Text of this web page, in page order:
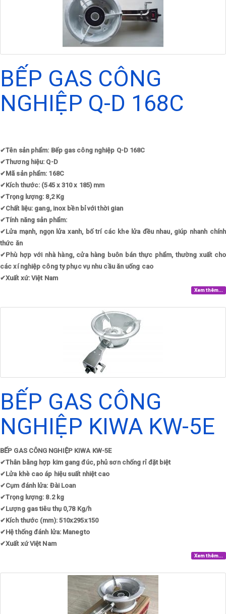
BẾP GAS CÔNG
NGHIỆP Q-D 168C
✔Tên sản phẩm: Bếp gas công nghiệp Q-D 168C
✔Thương hiệu: Q-D
✔Mã sản phẩm: 168C
✔Kích thước: (545 x 310 x 185) mm
✔Trọng lượng: 8,2 Kg
✔Chất liệu: gang, inox bền bỉ với thời gian
✔Tính năng sản phẩm:
✔Lửa mạnh, ngọn lửa xanh, bố trí các khe lửa đều nhau, giúp nhanh chính
thức ăn
✔Phù hợp với nhà hàng, cửa hàng buôn bán thực phẩm, thường xuất cho
các xí nghiệp công ty phục vụ nhu cầu ăn uống cao
✔Xuất xứ: Việt Nam
Xem thêm...
BẾP GAS CÔNG
NGHIỆP KIWA KW-5E
BẾP GAS CÔNG NGHIỆP KIWA KW-5E
✔Thân bằng hợp kim gang đúc, phủ sơn chống rỉ đặt biệt
✔Lửa khè cao áp hiệu suất nhiệt cao
✔Cụm đánh lửa: Đài Loan
✔Trọng lượng: 8.2 kg
✔Lượng gas tiêu thụ 0,78 Kg/h
✔Kích thước (mm): 510x295x150
✔Hệ thống đánh lửa: Manegto
✔Xuất xứ Việt Nam
Xem thêm...